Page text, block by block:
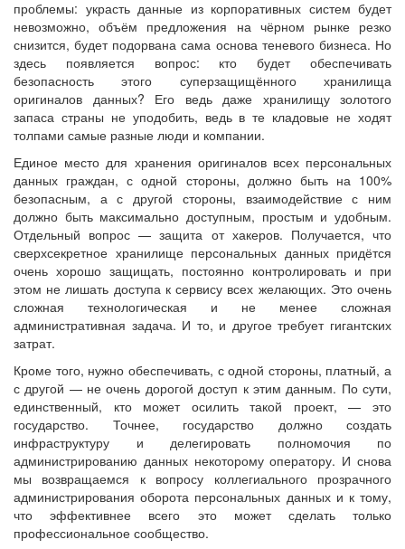
проблемы: украсть данные из корпоративных систем будет
невозможно, объём предложения на чёрном рынке резко
снизится, будет подорвана сама основа теневого бизнеса. Но
здесь появляется вопрос: кто будет обеспечивать
безопасность этого суперзащищённого хранилища
оригиналов данных? Его ведь даже хранилищу золотого
запаса страны не уподобить, ведь в те кладовые не ходят
толпами самые разные люди и компании.
Единое место для хранения оригиналов всех персональных
данных граждан, с одной стороны, должно быть на 100%
безопасным, а с другой стороны, взаимодействие с ним
должно быть максимально доступным, простым и удобным.
Отдельный вопрос — защита от хакеров. Получается, что
сверхсекретное хранилище персональных данных придётся
очень хорошо защищать, постоянно контролировать и при
этом не лишать доступа к сервису всех желающих. Это очень
сложная технологическая и не менее сложная
административная задача. И то, и другое требует гигантских
затрат.
Кроме того, нужно обеспечивать, с одной стороны, платный, а
с другой — не очень дорогой доступ к этим данным. По сути,
единственный, кто может осилить такой проект, — это
государство. Точнее, государство должно создать
инфраструктуру и делегировать полномочия по
администрированию данных некоторому оператору. И снова
мы возвращаемся к вопросу коллегиального прозрачного
администрирования оборота персональных данных и к тому,
что эффективнее всего это может сделать только
профессиональное сообщество.